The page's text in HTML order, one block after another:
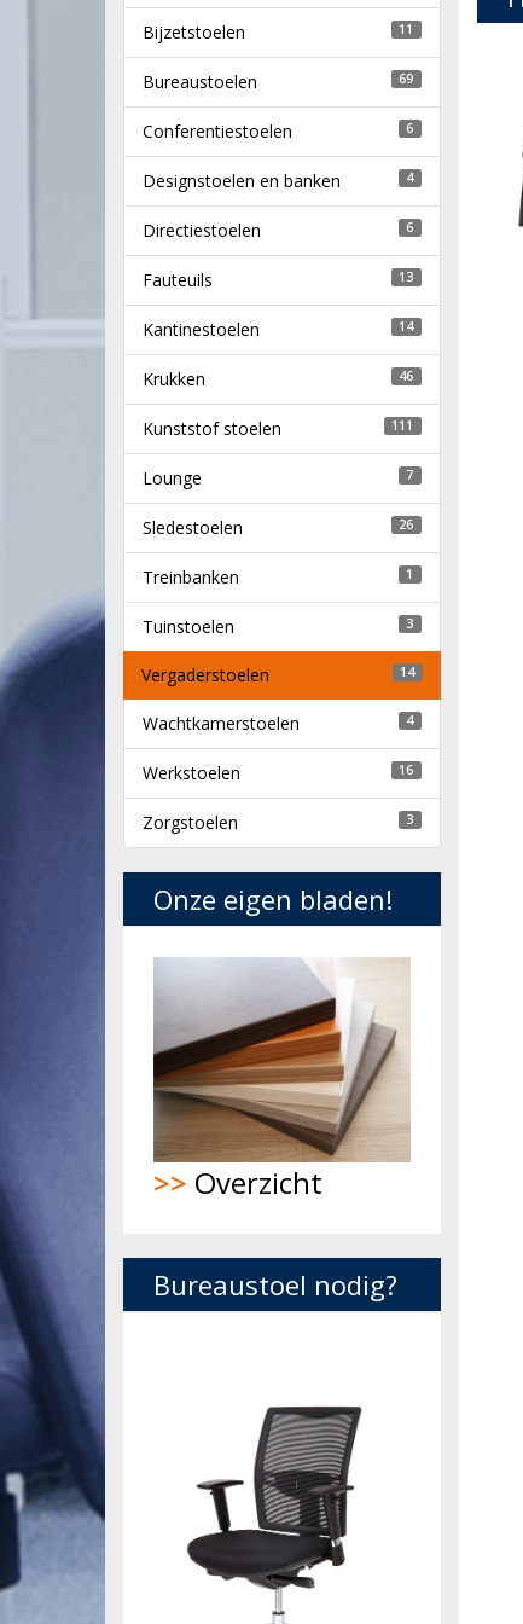
Bijzetstoelen 11
Bureaustoelen 69
Conferentiestoelen 6
Designstoelen en banken 4
Directiestoelen 6
Fauteuils 13
Kantinestoelen 14
Krukken 46
Kunststof stoelen 111
Lounge 7
Sledestoelen 26
Treinbanken 1
Tuinstoelen 3
Vergaderstoelen 14
Wachtkamerstoelen 4
Werkstoelen 16
Zorgstoelen 3
Onze eigen bladen!
>> Overzicht
Bureaustoel nodig?